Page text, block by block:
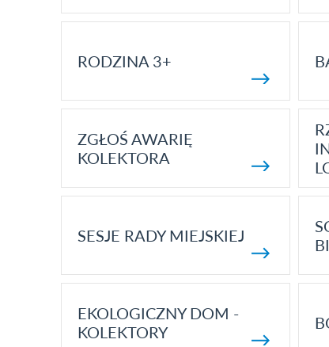
RODZINA 3+
ZGŁOŚ AWARIĘ
KOLEKTORA
SESJE RADY MIEJSKIEJ
EKOLOGICZNY DOM -
KOLEKTORY